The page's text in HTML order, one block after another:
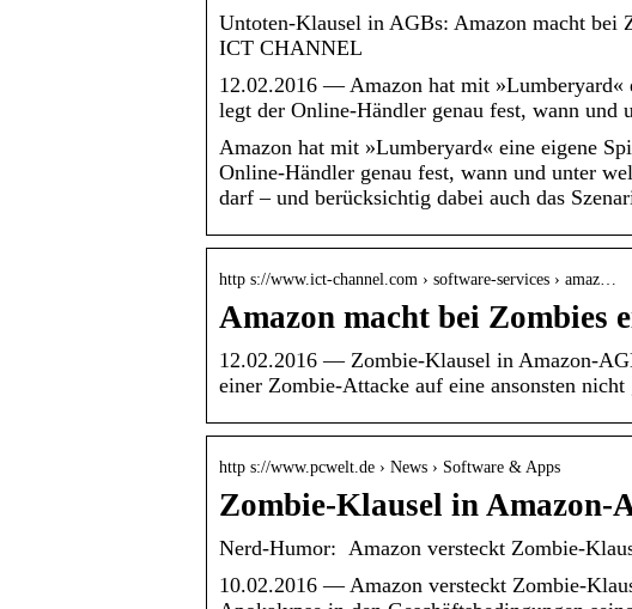
Untoten-Klausel in AGBs: Amazon macht bei
ICT CHANNEL
12.02.2016 — Amazon hat mit »Lumberyard«
legt der Online-Händler genau fest, wann und
Amazon hat mit »Lumberyard« eine eigene
Online-Händler genau fest, wann und unter
darf – und berücksichtig dabei auch das
http s://www.ict-channel.com › software-services › amaz…
Amazon macht bei Zombies
12.02.2016 — Zombie-Klausel in Amazon-
einer Zombie-Attacke auf eine ansonsten
http s://www.pcwelt.de › News › Software & Apps
Zombie-Klausel in Amazon-
Nerd-Humor: Amazon versteckt Zombie-
10.02.2016 — Amazon versteckt Zombie-